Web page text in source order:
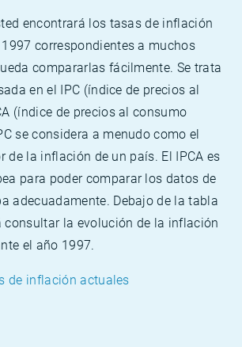
encontrará los tasas de inflación
correspondientes a muchos
compararlas fácilmente. Se trata
en el IPC (índice de precios al
(índice de precios al consumo
se considera a menudo como el
de la inflación de un país. El IPCA es
para poder comparar los datos de
adecuadamente. Debajo de la tabla
consultar la evolución de la inflación
el año 1997.
de inflación actuales